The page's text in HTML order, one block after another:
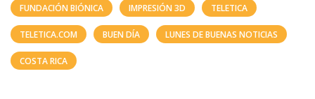
FUNDACIÓN BIÓNICA IMPRESIÓN 3D TELETICA
TELETICA.COM BUEN DÍA LUNES DE BUENAS NOTICIAS
COSTA RICA